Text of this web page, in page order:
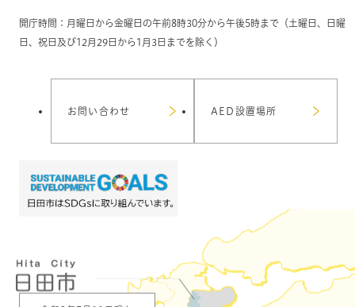
開庁時間：月曜日から金曜日の午前8時30分から午後5時まで（土曜日、日曜
日、祝日及び12月29日から1月3日までを除く）
お問い合わせ AED設置場所